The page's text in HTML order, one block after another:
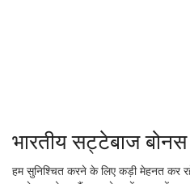
भारतीय सट्टेबाज बोनस
हम सुनिश्चित करने के लिए कड़ी मेहनत कर